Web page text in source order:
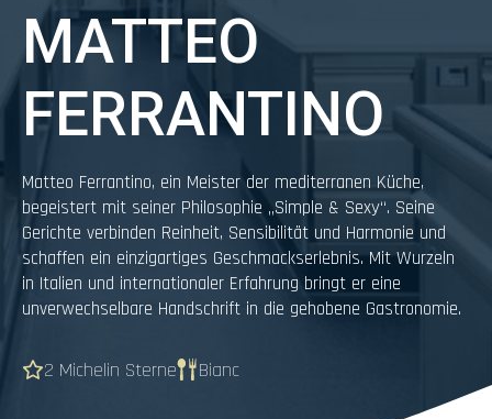
MATTEO
FERRANTINO
Matteo Ferrantino, ein Meister der mediterranen Küche,
begeistert mit seiner Philosophie „Simple & Sexy“. Seine
Gerichte verbinden Reinheit, Sensibilität und Harmonie und
schaffen ein einzigartiges Geschmackserlebnis. Mit Wurzeln
in Italien und internationaler Erfahrung bringt er eine
unverwechselbare Handschrift in die gehobene Gastronomie.
2 Michelin Sterne Bianc